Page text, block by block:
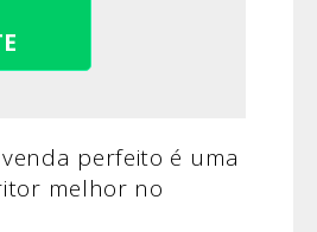
perfeito é uma
melhor no